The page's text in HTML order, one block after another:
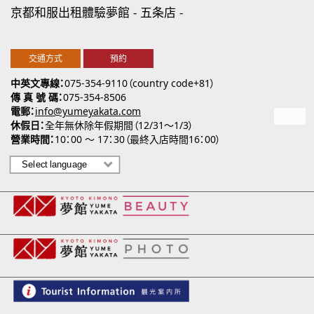
中英文專線 075-354-9110（country code+81）
傳 真 號 碼 075-354-8506
電郵 info@yumeyakata.com
休假日 全年無休除年假期間（12/31～1/3）
營業時間 10：00 ～ 17：30（最終入店時間16：00）
京都和服出租體驗夢館 五条店
交通方式 預約